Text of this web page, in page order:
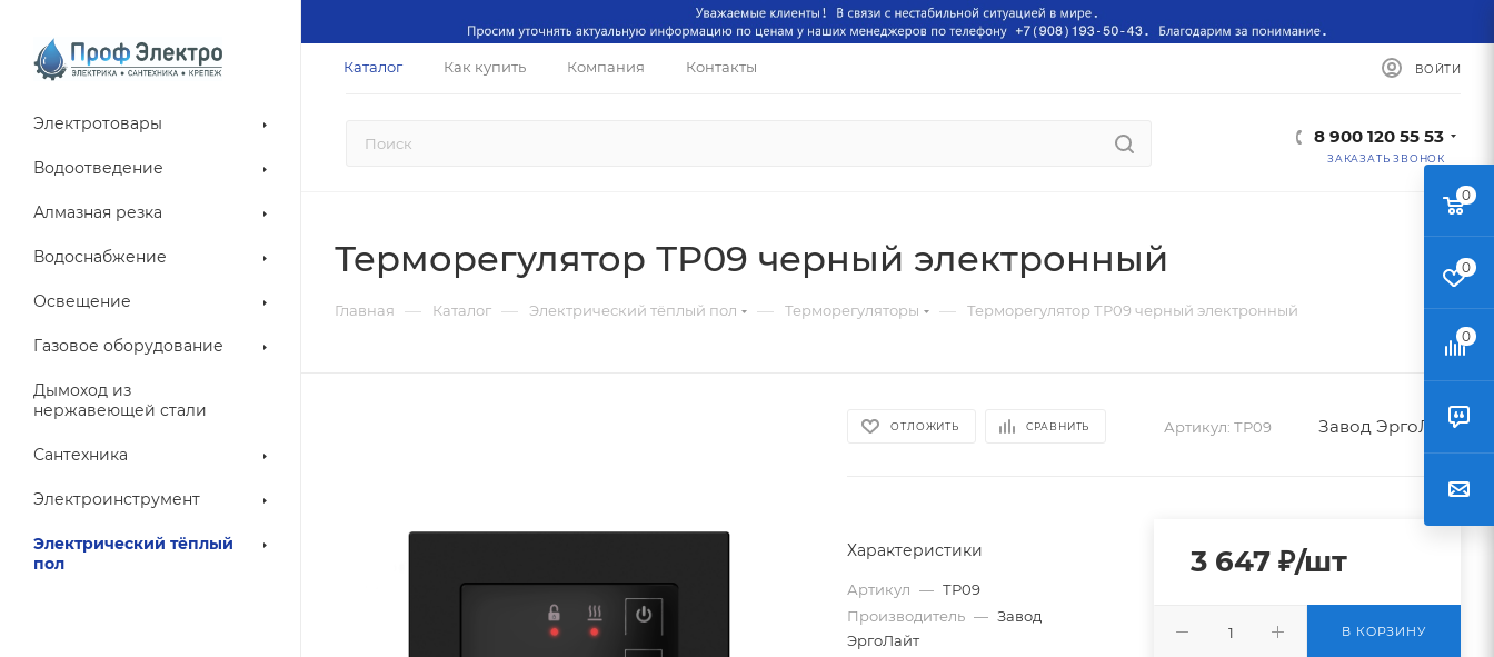
Каталог Как купить Компания Контакты ВОЙТИ
8 900 120 55 53
ЗАКАЗАТЬ ЗВОНОК
Электротовары
Водоотведение
Алмазная резка
Водоснабжение
Освещение
Газовое оборудование
Дымоход из
нержавеющей стали
Сантехника
Электроинструмент
Электрический тёплый
пол
Терморегулятор ТР09 черный электронный
Главная — Каталог — Электрический тёплый пол — Терморегуляторы — Терморегулятор ТР09 черный электронный
ОТЛОЖИТЬ СРАВНИТЬ Артикул: ТР09 Завод ЭргоЛайт
Характеристики
Артикул — ТР09
Производитель — Завод
ЭргоЛайт
3 647 ₽/шт
В КОРЗИНУ
0
0
0